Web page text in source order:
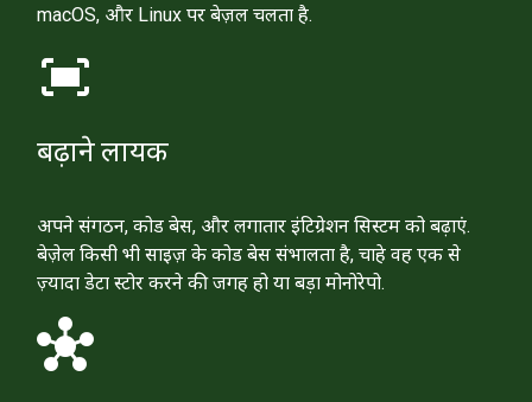
macOS, और Linux पर बेज़ल चलता है.
fit_screen
बढ़ाने लायक
अपने संगठन, कोड बेस, और लगातार इंटिग्रेशन सिस्टम को बढ़ाएं.
बेज़ेल किसी भी साइज़ के कोड बेस संभालता है, चाहे वह एक से
ज़्यादा डेटा स्टोर करने की जगह हो या बड़ा मोनोरेपो.
hub